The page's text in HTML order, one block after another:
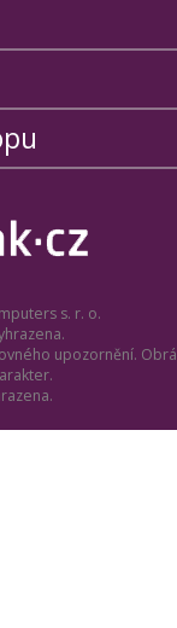
s. r. o.
upozornění.